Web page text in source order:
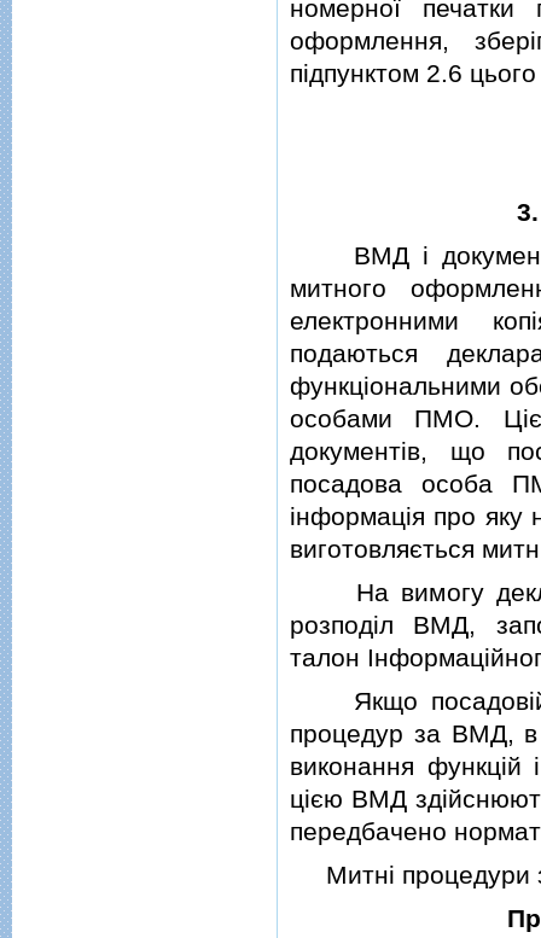
номерної
оформлення,
пiдпунктом 2.6
ВМД i документи,
митного
електронними
подаються
функцiональними
особами ПМО.
документiв, що
посадова особа
iнформацiя про яку
виготовляється
На вимогу
розподiл ВМД,
талон
Якщо посадовiй
процедур за ВМД, в
виконання функцiй
цiєю ВМД
передбачено
Митнi процедури